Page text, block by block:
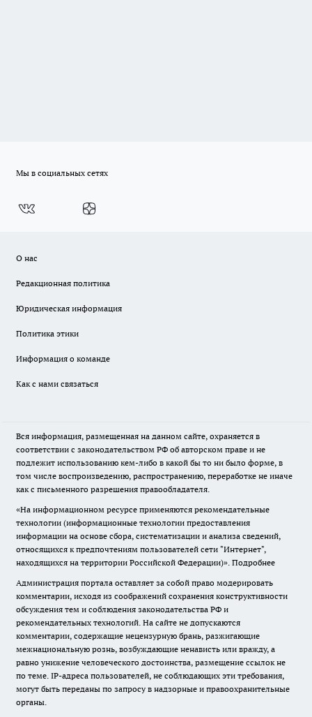
Мы в социальных сетях
О нас
Редакционная политика
Юридическая информация
Политика этики
Информация о команде
Как с нами связаться
Вся информация, размещенная на данном сайте, охраняется в
соответствии с законодательством РФ об авторском праве и не
подлежит использованию кем-либо в какой бы то ни было форме, в
том числе воспроизведению, распространению, переработке не иначе
как с письменного разрешения правообладателя.
«На информационном ресурсе применяются рекомендательные
технологии (информационные технологии предоставления
информации на основе сбора, систематизации и анализа сведений,
относящихся к предпочтениям пользователей сети "Интернет",
находящихся на территории Российской Федерации)». Подробнее
Администрация портала оставляет за собой право модерировать
комментарии, исходя из соображений сохранения конструктивности
обсуждения тем и соблюдения законодательства РФ и
рекомендательных технологий. На сайте не допускаются
комментарии, содержащие нецензурную брань, разжигающие
межнациональную рознь, возбуждающие ненависть или вражду, а
равно унижение человеческого достоинства, размещение ссылок не
по теме. IP-адреса пользователей, не соблюдающих эти требования,
могут быть переданы по запросу в надзорные и правоохранительные
органы.